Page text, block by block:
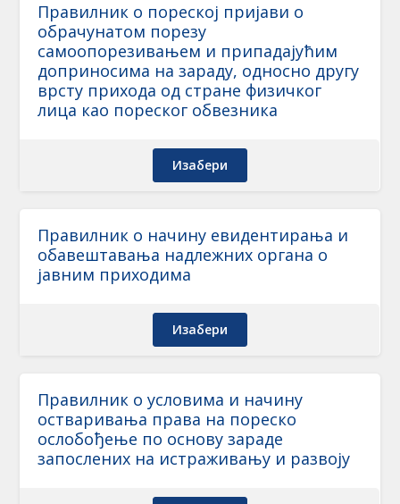
Правилник о пореској пријави о
обрачунатом порезу
самоопорезивањем и припадајућим
доприносима на зараду, односно другу
врсту прихода од стране физичког
лица као пореског обвезника
Изабери
Правилник о начину евидентирања и
обавештавања надлежних органа о
јавним приходима
Изабери
Правилник о условима и начину
остваривања права на пореско
ослобођење по основу зараде
запослених на истраживању и развоју